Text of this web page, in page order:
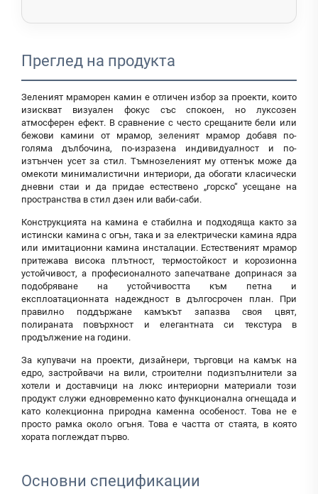
Преглед на продукта
Зеленият мраморен камин е отличен избор за проекти, които
изискват визуален фокус със спокоен, но луксозен
атмосферен ефект. В сравнение с често срещаните бели или
бежови камини от мрамор, зеленият мрамор добавя по-
голяма дълбочина, по-изразена индивидуалност и по-
изтънчен усет за стил. Тъмнозеленият му оттенък може да
омекоти минималистични интериори, да обогати класически
дневни стаи и да придае естествено „горско“ усещане на
пространства в стил дзен или ваби-саби.
Конструкцията на камина е стабилна и подходяща както за
истински камина с огън, така и за електрически камина ядра
или имитационни камина инсталации. Естественият мрамор
притежава висока плътност, термостойкост и корозионна
устойчивост, а професионалното запечатване допринася за
подобряване на устойчивостта към петна и
експлоатационната надеждност в дългосрочен план. При
правилно поддържане камъкът запазва своя цвят,
полираната повърхност и елегантната си текстура в
продължение на години.
За купувачи на проекти, дизайнери, търговци на камък на
едро, застройвачи на вили, строителни подизпълнители за
хотели и доставчици на люкс интериорни материали този
продукт служи едновременно като функционална огнещада и
като колекционна природна каменна особеност. Това не е
просто рамка около огъня. Това е частта от стаята, в която
хората поглеждат първо.
Основни спецификации